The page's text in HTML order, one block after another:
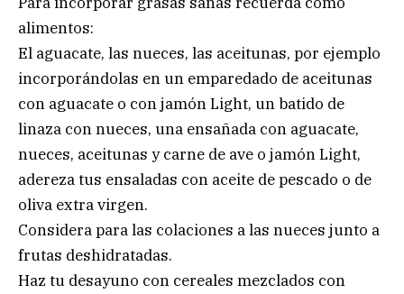
alimentos:
El aguacate, las nueces, las aceitunas, por ejemplo
incorporándolas en un emparedado de aceitunas
con aguacate o con jamón Light, un batido de
linaza con nueces, una ensañada con aguacate,
nueces, aceitunas y carne de ave o jamón Light,
adereza tus ensaladas con aceite de pescado o de
oliva extra virgen.
Considera para las colaciones a las nueces junto a
frutas deshidratadas.
Haz tu desayuno con cereales mezclados con